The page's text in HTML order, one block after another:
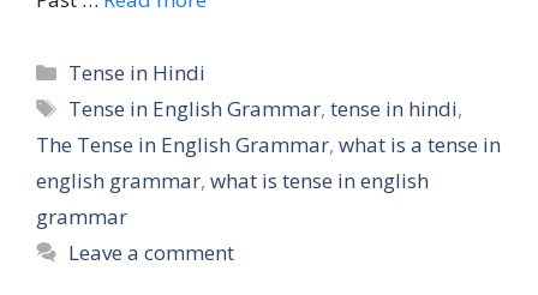
Categories
Tense in Hindi
Tags
Tense in English Grammar,tense in hindi,
The Tense in English Grammar, what is a tense in
english grammar, what is tense in english
grammar
Leave a comment